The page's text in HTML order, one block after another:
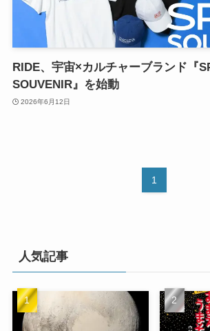
RIDE、宇宙×カルチャーブランド『
SOUVENIR』を始動
2026年6月12日
1
人気記事